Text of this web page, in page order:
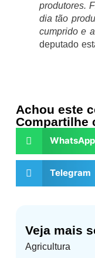
Veja mais
Agricultura
produtores.
dia tão
cumprido e
deputado
Achou este
Compartilhe
WhatsApp
Telegram